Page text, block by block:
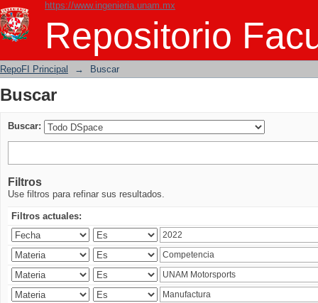
https://www.ingenieria.unam.mx
Repositorio
Buscar
RepoFI Principal → Buscar
Buscar
Buscar:
Filtros
Use filtros para refinar sus resultados.
Filtros actuales: